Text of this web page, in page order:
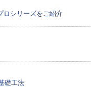
ロシリーズをご紹介
礎工法